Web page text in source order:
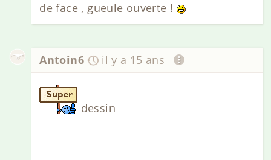
de face , gueule ouverte !
Antoin6 il y a 15 ans
dessin